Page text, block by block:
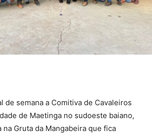
de semana a Comitiva de Cavaleiros
de Maetinga no sudoeste baiano,
na Gruta da Mangabeira que fica